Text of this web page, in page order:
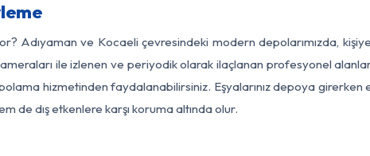
Adıyaman ve Kocaeli çevresindeki modern depolarımızda,
ile izlenen ve periyodik olarak ilaçlanan profesyonel
hizmetinden faydalanabilirsiniz. Eşyalarınız depoya girerken
de dış etkenlere karşı koruma altında olur.